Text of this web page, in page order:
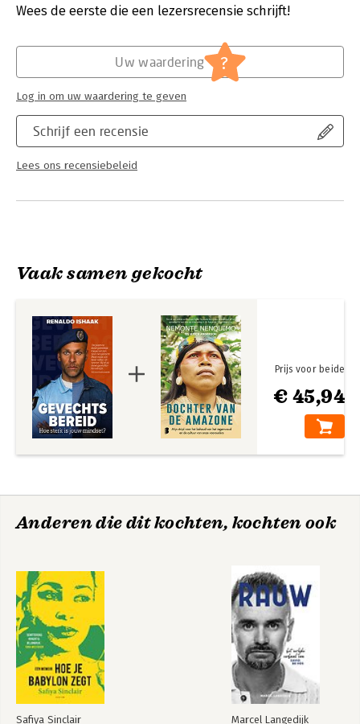
wetenschappelijk, wel door duizenden doorleefd. Zijn
Verschijningsdatum:
10-10-2024
Literatuur en romans
Wees de eerste die een lezersrecensie schrijft!
Schrijf een recensie
Lees ons recensiebeleid
Uw waardering ?
Log in om uw waardering te geven
Vaak samen gekocht
€ 45,94
Prijs voor beide
Anderen die dit kochten, kochten ook
Safiya Sinclair Marcel Langedijk